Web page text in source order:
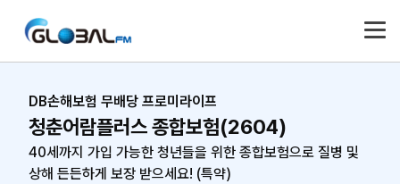
DB손해보험 무배당 프로미라이프
청춘어람플러스 종합보험(2604)
40세까지 가입 가능한 청년들을 위한 종합보험으로 질병 및
상해 든든하게 보장 받으세요! (특약)